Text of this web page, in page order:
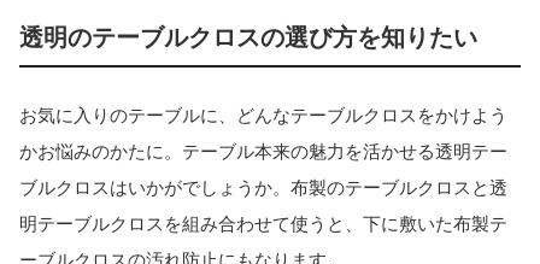
透明のテーブルクロスの選び方を知りたい
お気に入りのテーブルに、どんなテーブルクロスをかけよう
かお悩みのかたに。テーブル本来の魅力を活かせる透明テー
ブルクロスはいかがでしょうか。布製のテーブルクロスと透
明テーブルクロスを組み合わせて使うと、下に敷いた布製テ
ーブルクロスの汚れ防止にもなります。